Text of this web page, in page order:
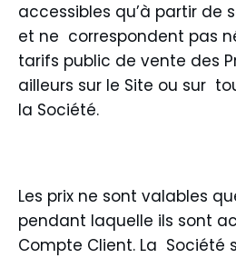
accessibles qu’à partir de
et ne correspondent pas
tarifs public de vente des
ailleurs sur le Site ou sur
la Société.
Les prix ne sont valables
pendant laquelle ils sont
Compte Client. La Société